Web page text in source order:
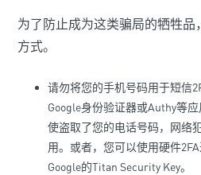
为了防止成为这类骗局的牺牲
方式。
请勿将您的手机号码用于短信
Google身份验证器或Authy等
使盗取了您的电话号码，网络
用。或者，您可以使用硬件
Google的Titan Security Key。